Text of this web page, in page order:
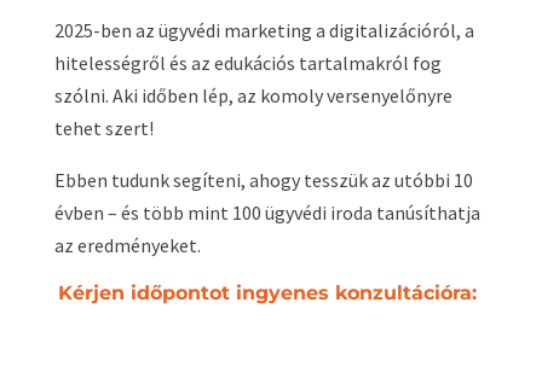
2025-ben az ügyvédi marketing a digitalizációról, a
hitelességről és az edukációs tartalmakról fog
szólni. Aki időben lép, az komoly versenyelőnyre
tehet szert!
Ebben tudunk segíteni, ahogy tesszük az utóbbi 10
évben – és több mint 100 ügyvédi iroda tanúsíthatja
az eredményeket.
Kérjen időpontot ingyenes konzultációra: